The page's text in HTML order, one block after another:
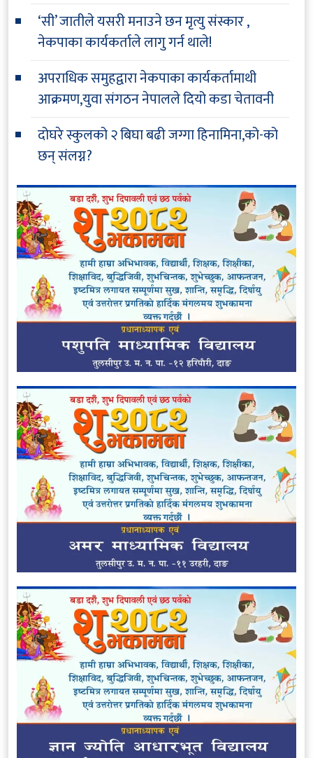
‘सी’ जातीले यसरी मनाउने छन मृत्यु संस्कार ,
नेकपाका कार्यकर्ताले लागु गर्न थाले!
अपराधिक समुहद्वारा नेकपाका कार्यकर्तामाथी
आक्रमण,युवा संगठन नेपालले दियो कडा चेतावनी
दोघरे स्कुलको २ बिघा बढी जग्गा हिनामिना,को-को
छन् संलग्न?